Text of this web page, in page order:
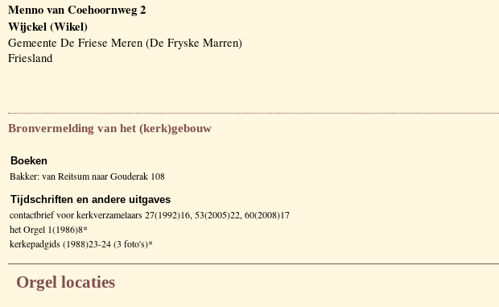
Menno van Coehoornweg 2
Wijckel (Wikel)
Gemeente De Friese Meren (De Fryske Marren)
Friesland
Bronvermelding van het (kerk)gebouw
Boeken
Bakker: van Reitsum naar Gouderak 108
Tijdschriften en andere uitgaves
contactbrief voor kerkverzamelaars 27(1992)16, 53(2005)22, 60(2008)17
het Orgel 1(1986)8*
kerkepadgids (1988)23-24 (3 foto's)*
Orgel locaties